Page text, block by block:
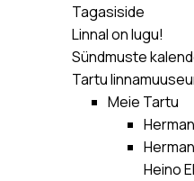
Tagasiside
Linnal on lugu!
Sündmuste
Tartu
Meie Tartu
Heino